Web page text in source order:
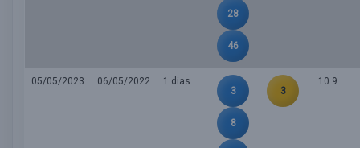
28
46
05/05/2023 06/05/2022
1 dias
3
8
3
10.9